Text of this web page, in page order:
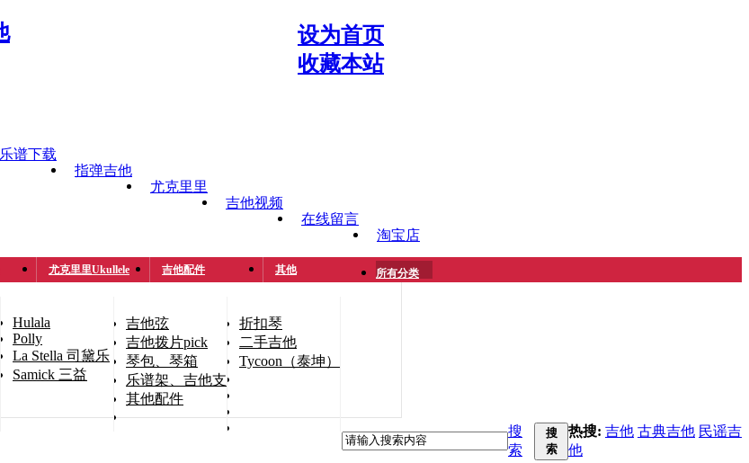
设为首页
收藏本站
乐谱下载
指弹吉他
尤克里里
吉他视频
在线留言
淘宝店
尤克里里Ukullele 吉他配件 其他 所有分类
Hulala
Polly
La Stella 司黛乐
Samick 三益
吉他弦
吉他拨片pick
琴包、琴箱
乐谱架、吉他支架
其他配件
折扣琴
二手吉他
Tycoon（泰坤）
搜
索
搜
索
热搜: 吉他 古典吉他 民谣吉
他